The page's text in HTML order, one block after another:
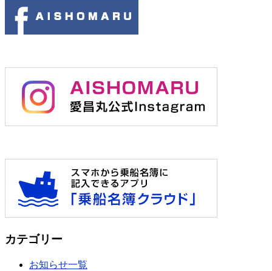
カテゴリー
お知らせ一覧